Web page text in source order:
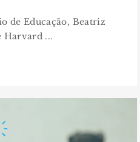
de Educação, Beatriz
Harvard ...